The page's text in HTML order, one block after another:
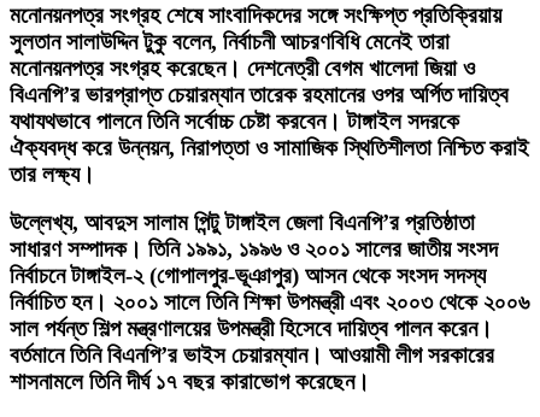
মনোনয়নপত্র সংগ্রহ শেষে সাংবাদিকদের সঙ্গে সংক্ষিপ্ত প্রতিক্রিয়ায়
সুলতান সালাউদ্দিন টুকু বলেন, নির্বাচনী আচরণবিধি মেনেই তারা
মনোনয়নপত্র সংগ্রহ করেছেন। দেশনেত্রী বেগম খালেদা জিয়া ও
বিএনপি’র ভারপ্রাপ্ত চেয়ারম্যান তারেক রহমানের ওপর অর্পিত দায়িত্ব
যথাযথভাবে পালনে তিনি সর্বোচ্চ চেষ্টা করবেন। টাঙ্গাইল সদরকে
ঐক্যবদ্ধ করে উন্নয়ন, নিরাপত্তা ও সামাজিক স্থিতিশীলতা নিশ্চিত করাই
তার লক্ষ্য।
উল্লেখ্য, আবদুস সালাম পিন্টু টাঙ্গাইল জেলা বিএনপি’র প্রতিষ্ঠাতা
সাধারণ সম্পাদক। তিনি ১৯৯১, ১৯৯৬ ও ২০০১ সালের জাতীয় সংসদ
নির্বাচনে টাঙ্গাইল-২ (গোপালপুর-ভূঞাপুর) আসন থেকে সংসদ সদস্য
নির্বাচিত হন। ২০০১ সালে তিনি শিক্ষা উপমন্ত্রী এবং ২০০৩ থেকে ২০০৬
সাল পর্যন্ত শিল্প মন্ত্রণালয়ের উপমন্ত্রী হিসেবে দায়িত্ব পালন করেন।
বর্তমানে তিনি বিএনপি’র ভাইস চেয়ারম্যান। আওয়ামী লীগ সরকারের
শাসনামলে তিনি দীর্ঘ ১৭ বছর কারাভোগ করেছেন।